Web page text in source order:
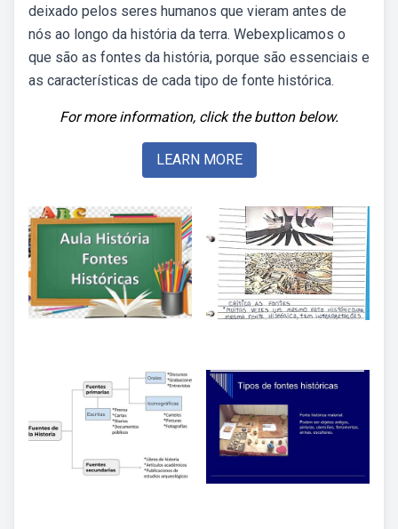
deixado pelos seres humanos que vieram antes de
nós ao longo da história da terra. Webexplicamos o
que são as fontes da história, porque são essenciais e
as características de cada tipo de fonte histórica.
For more information, click the button below.
LEARN MORE